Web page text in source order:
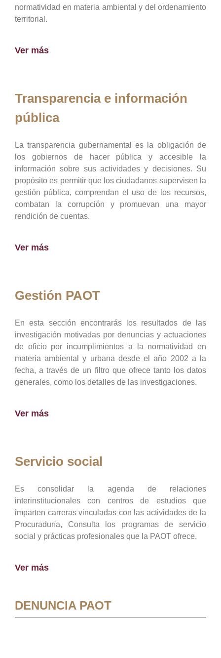
normatividad en materia ambiental y del ordenamiento
territorial.
Ver más
Transparencia e información
pública
La transparencia gubernamental es la obligación de
los gobiernos de hacer pública y accesible la
información sobre sus actividades y decisiones. Su
propósito es permitir que los ciudadanos supervisen la
gestión pública, comprendan el uso de los recursos,
combatan la corrupción y promuevan una mayor
rendición de cuentas.
Ver más
Gestión PAOT
En esta sección encontrarás los resultados de las
investigación motivadas por denuncias y actuaciones
de oficio por incumplimientos a la normatividad en
materia ambiental y urbana desde el año 2002 a la
fecha, a través de un filtro que ofrece tanto los datos
generales, como los detalles de las investigaciones.
Ver más
Servicio social
Es consolidar la agenda de relaciones
interinstitucionales con centros de estudios que
imparten carreras vinculadas con las actividades de la
Procuraduría, Consulta los programas de servicio
social y prácticas profesionales que la PAOT ofrece.
Ver más
DENUNCIA PAOT